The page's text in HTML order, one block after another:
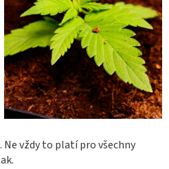
vždy to platí pro všechny